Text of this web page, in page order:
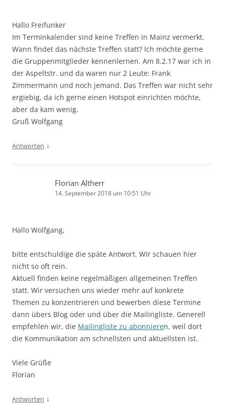
Hallo Freifunker
Im Terminkalender sind keine Treffen in Mainz vermerkt.
Wann findet das nächste Treffen statt? Ich möchte gerne
die Gruppenmitglieder kennenlernen. Am 8.2.17 war ich in
der Aspeltstr. und da waren nur 2 Leute: Frank
Zimmermann und noch jemand. Das Treffen war nicht sehr
ergiebig, da ich gerne einen Hotspot einrichten möchte,
aber da kam wenig.
Gruß Wolfgang
Antworten ↓
Florian Altherr
14. September 2018 um 10:51 Uhr
Hallo Wolfgang,
bitte entschuldige die späte Antwort. WIr schauen hier
nicht so oft rein.
Aktuell finden keine regelmäßigen allgemeinen Treffen
statt. Wir versuchen uns wieder mehr auf konkrete
Themen zu konzentrieren und bewerben diese Termine
dann übers Blog oder und über die Mailingliste. Generell
empfehlen wir, die Mailingliste zu abonnieren, weil dort
die Kommunikation am schnellsten und aktuellsten ist.
Viele Grüße
Florian
Antworten ↓